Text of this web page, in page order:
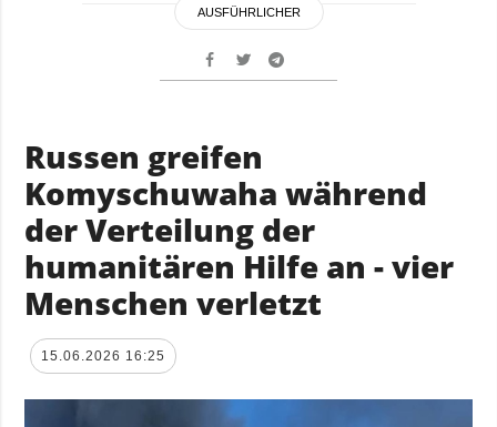
AUSFÜHRLICHER
Russen greifen
Komyschuwaha während
der Verteilung der
humanitären Hilfe an - vier
Menschen verletzt
15.06.2026 16:25